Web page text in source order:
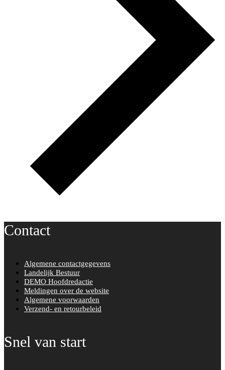
Contact
Algemene contactgegevens
Landelijk Bestuur
DEMO Hoofdredactie
Meldingen over de website
Algemene voorwaarden
Verzend- en retourbeleid
Snel van start